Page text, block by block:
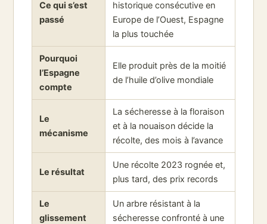
Ce qui s’est
passé
historique consécutive en
Europe de l’Ouest, Espagne
la plus touchée
Pourquoi
l’Espagne
compte
Elle produit près de la moitié
de l’huile d’olive mondiale
Le
mécanisme
La sécheresse à la floraison
et à la nouaison décide la
récolte, des mois à l’avance
Le résultat
Une récolte 2023 rognée et,
plus tard, des prix records
Le
glissement
Un arbre résistant à la
sécheresse confronté à une